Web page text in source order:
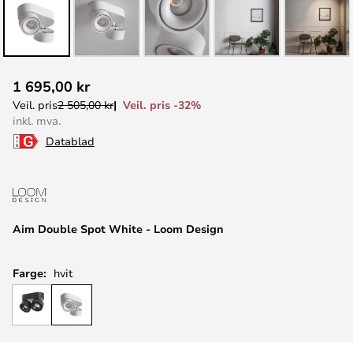
til
begynnelsen
av
bildegalleri
Aim Double Spot White - Loom Design
1 695,00 kr
Veil. pris2 505,00 kr
Veil. pris -32%
inkl. mva.
Datablad
Farge: hvit